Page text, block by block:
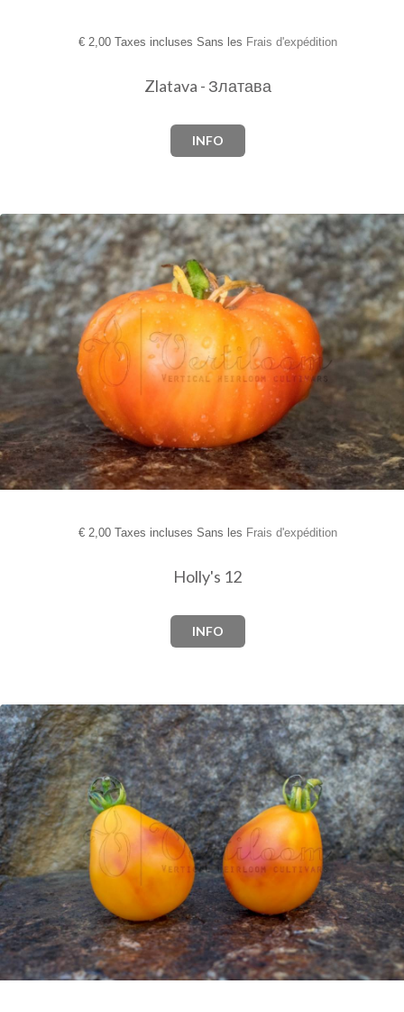
€2,00 Taxes incluses Sans les Frais d'expédition
Zlatava - Златава
INFO
€2,00 Taxes incluses Sans les Frais d'expédition
Holly's 12
INFO